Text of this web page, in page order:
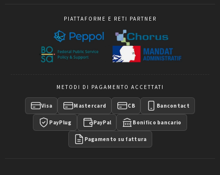
PIATTAFORME E RETI PARTNER
METODI DI PAGAMENTO ACCETTATI
Visa Mastercard CB Bancontact
PayPlug PayPal Bonifico bancario
Pagamento su fattura